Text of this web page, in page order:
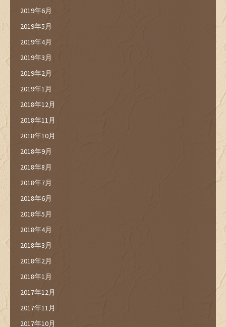
2019年6月
2019年5月
2019年4月
2019年3月
2019年2月
2019年1月
2018年12月
2018年11月
2018年10月
2018年9月
2018年8月
2018年7月
2018年6月
2018年5月
2018年4月
2018年3月
2018年2月
2018年1月
2017年12月
2017年11月
2017年10月